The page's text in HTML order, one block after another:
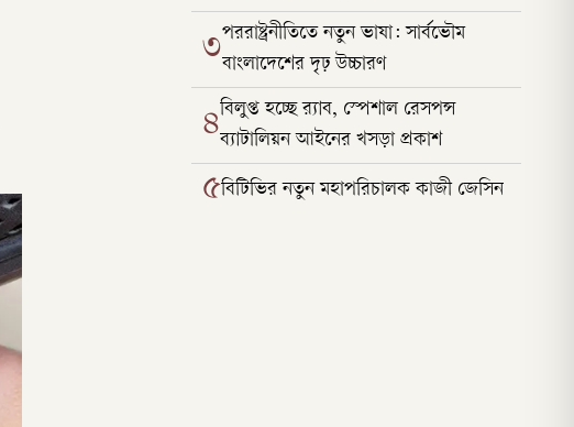
৩পররাষ্ট্রনীতিতে নতুন ভাষা: সার্বভৌম
বাংলাদেশের দৃঢ় উচ্চারণ
৪বিলুপ্ত হচ্ছে র‍্যাব, স্পেশাল রেসপন্স
ব্যাটালিয়ন আইনের খসড়া প্রকাশ
৫বিটিভির নতুন মহাপরিচালক কাজী জেসিন